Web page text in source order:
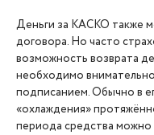
Деньги за КАСКО также
договора. Но часто
возможность возврата
необходимо
подписанием. Обычно в
«охлаждения»
периода средства можно